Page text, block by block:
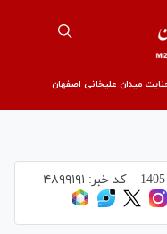
میدان علیخانی اصفهان
کد خبر: ۴۸۹۹۱۹۱